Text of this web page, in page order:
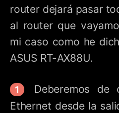
router dejará pasar
al router que
mi caso como he
ASUS RT-AX88U.
Deberemos de
Ethernet desde la